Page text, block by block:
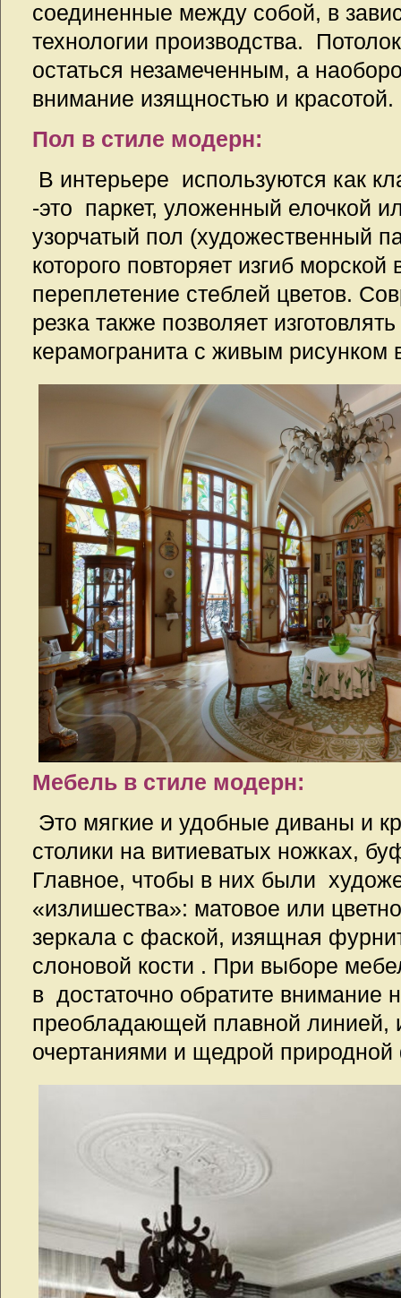
соединенные между собой, в
технологии производства.
остаться незамеченным, а
внимание изящностью и красотой.
Пол в стиле модерн:
В интерьере используются как
-это паркет, уложенный елочкой
узорчатый пол (художественный
которого повторяет изгиб
переплетение стеблей цветов.
резка также позволяет
керамогранита с живым рисунком
Мебель в стиле модерн:
Это мягкие и удобные диваны и
столики на витиеватых ножках,
Главное, чтобы в них были
«излишества»: матовое или
зеркала с фаской, изящная
слоновой кости . При выборе
в достаточно обратите внимание
преобладающей плавной линией,
очертаниями и щедрой